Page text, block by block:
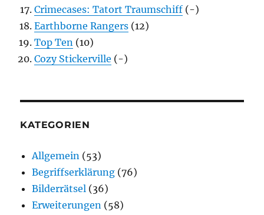
Crimecases: Tatort Traumschiff (-)
Earthborne Rangers (12)
Top Ten (10)
Cozy Stickerville (-)
KATEGORIEN
Allgemein (53)
Begriffserklärung (76)
Bilderrätsel (36)
Erweiterungen (58)